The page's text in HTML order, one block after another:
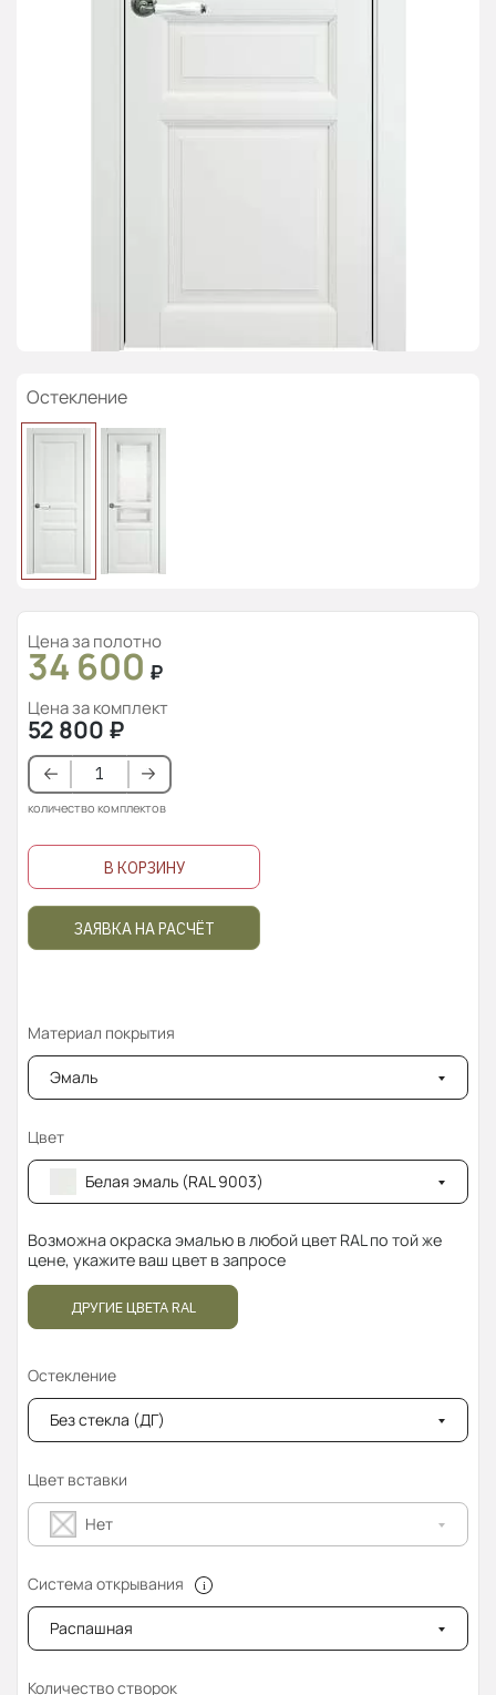
Остекление
Цена за полотно
34 600 ₽
Цена за комплект
52 800 ₽
количество комплектов
В КОРЗИНУ
ЗАЯВКА НА РАСЧЁТ
Материал покрытия
Эмаль
Цвет
Белая эмаль (RAL 9003)
Возможна окраска эмалью в любой цвет RAL по той же
цене, укажите ваш цвет в запросе
ДРУГИЕ ЦВЕТА RAL
Остекление
Без стекла (ДГ)
Цвет вставки
Нет
Система открывания
Распашная
Количество створок